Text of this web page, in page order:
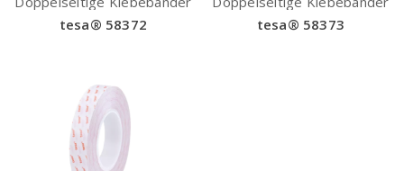
tesa® 58372
tesa® 58373